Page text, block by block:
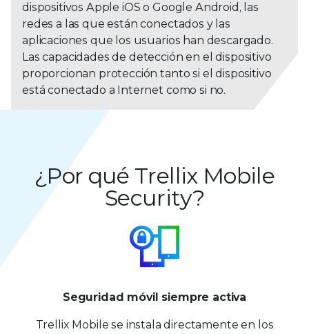
dispositivos Apple iOS o Google Android, las
redes a las que están conectados y las
aplicaciones que los usuarios han descargado.
Las capacidades de detección en el dispositivo
proporcionan protección tanto si el dispositivo
está conectado a Internet como si no.
¿Por qué Trellix Mobile
Security?
Seguridad móvil siempre activa
Trellix Mobile se instala directamente en los